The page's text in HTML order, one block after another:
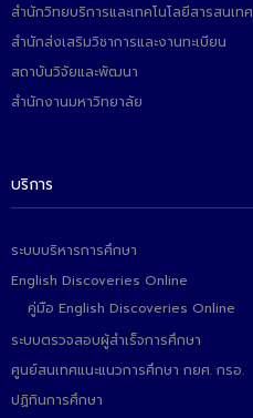
สำนักวิทยบริการและเทคโนโลยีสารสนเทศ
สำนักส่งเสริมวิชาการและงานทะเบียน
สถาบันวิจัยและพัฒนา
สำนักงานมหาวิทยาลัย
บริการ
ระบบบริหารการศึกษา
English Discoveries Online
คู่มือ English Discoveries Online
ระบบตรวจสอบผู้สำเร็จการศึกษา
ศูนย์สนเทศแนะแนวการศึกษา กยศ. กรอ.
ปฏิทินการศึกษา